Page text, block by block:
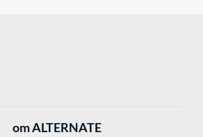
om ALTERNATE